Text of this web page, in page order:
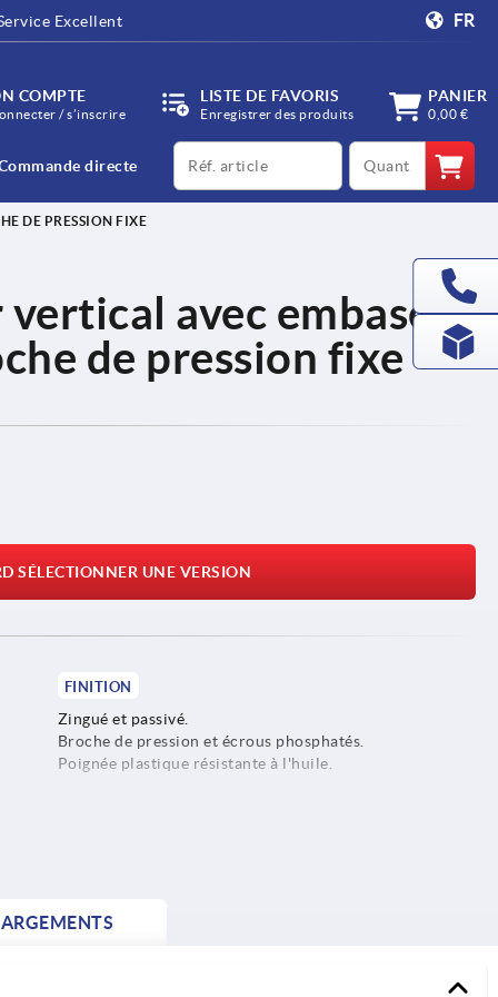
Excellent FR
COMPTE
/ s’inscrire
LISTE DE FAVORIS
Enregistrer des produits
PANIER
0,00 €
directe
productCode qty
DE PRESSION FIXE
avec embase
de pression fixe
SÉLECTIONNER UNE VERSION
FINITION
Zingué et passivé.
Broche de pression et écrous phosphatés.
Poignée plastique résistante à l'huile.